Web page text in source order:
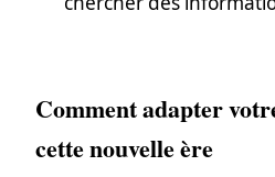
Comment adapter
cette nouvelle ère